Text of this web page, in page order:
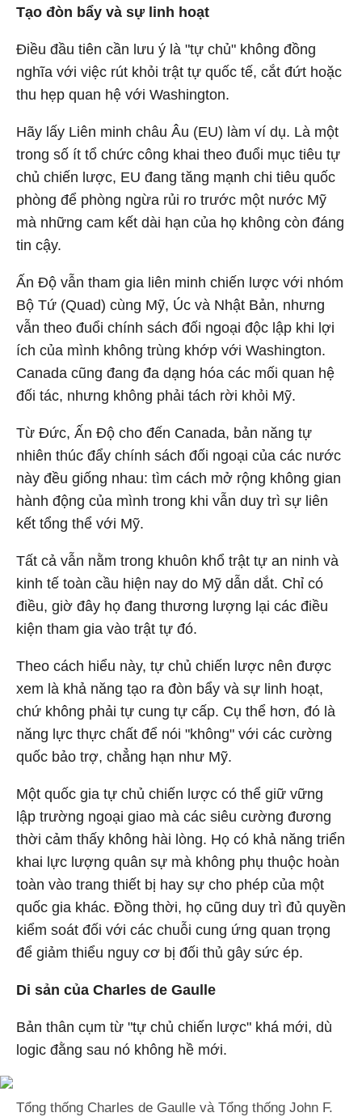
Tạo đòn bẩy và sự linh hoạt
Điều đầu tiên cần lưu ý là "tự chủ" không đồng
nghĩa với việc rút khỏi trật tự quốc tế, cắt đứt hoặc
thu hẹp quan hệ với Washington.
Hãy lấy Liên minh châu Âu (EU) làm ví dụ. Là một
trong số ít tổ chức công khai theo đuổi mục tiêu tự
chủ chiến lược, EU đang tăng mạnh chi tiêu quốc
phòng để phòng ngừa rủi ro trước một nước Mỹ
mà những cam kết dài hạn của họ không còn đáng
tin cậy.
Ấn Độ vẫn tham gia liên minh chiến lược với nhóm
Bộ Tứ (Quad) cùng Mỹ, Úc và Nhật Bản, nhưng
vẫn theo đuổi chính sách đối ngoại độc lập khi lợi
ích của mình không trùng khớp với Washington.
Canada cũng đang đa dạng hóa các mối quan hệ
đối tác, nhưng không phải tách rời khỏi Mỹ.
Từ Đức, Ấn Độ cho đến Canada, bản năng tự
nhiên thúc đẩy chính sách đối ngoại của các nước
này đều giống nhau: tìm cách mở rộng không gian
hành động của mình trong khi vẫn duy trì sự liên
kết tổng thể với Mỹ.
Tất cả vẫn nằm trong khuôn khổ trật tự an ninh và
kinh tế toàn cầu hiện nay do Mỹ dẫn dắt. Chỉ có
điều, giờ đây họ đang thương lượng lại các điều
kiện tham gia vào trật tự đó.
Theo cách hiểu này, tự chủ chiến lược nên được
xem là khả năng tạo ra đòn bẩy và sự linh hoạt,
chứ không phải tự cung tự cấp. Cụ thể hơn, đó là
năng lực thực chất để nói "không" với các cường
quốc bảo trợ, chẳng hạn như Mỹ.
Một quốc gia tự chủ chiến lược có thể giữ vững
lập trường ngoại giao mà các siêu cường đương
thời cảm thấy không hài lòng. Họ có khả năng triển
khai lực lượng quân sự mà không phụ thuộc hoàn
toàn vào trang thiết bị hay sự cho phép của một
quốc gia khác. Đồng thời, họ cũng duy trì đủ quyền
kiểm soát đối với các chuỗi cung ứng quan trọng
để giảm thiểu nguy cơ bị đối thủ gây sức ép.
Di sản của Charles de Gaulle
Bản thân cụm từ "tự chủ chiến lược" khá mới, dù
logic đằng sau nó không hề mới.
Tổng thống Charles de Gaulle và Tổng thống John F.